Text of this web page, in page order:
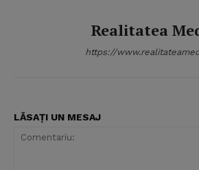
Realitatea
https://
LĂSAȚI UN MESAJ